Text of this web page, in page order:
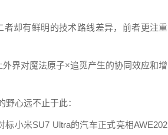
却有鲜明的技术路线差异，前者更注重
界对魔法原子×追觅产生的协同效应和增
心远不止于此：
小米SU7 Ultra的汽车正式亮相AWE202